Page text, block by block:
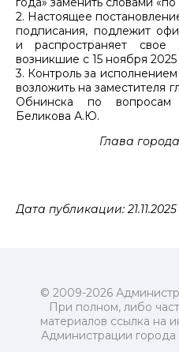
2. Настоящее
подписания, подлежит
и распространяет свое
возникшие с 15 ноября 2025
3. Контроль за
возложить на заместителя
Обнинска по вопросам
Беликова А.Ю.
Глава
Дата публикации: 21.11.2025
© 2009-2026
При полном, либо
материалов ссылка на
Администрации города